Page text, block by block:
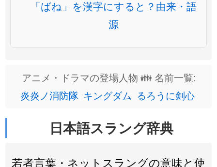
「ばね」を漢字にすると？由来・語
源
アニメ・ドラマの登場人物 👪 名前一覧:
炎炎ノ消防隊 キングダム るろうに剣心
日本語スラング辞典
若者言葉・ネットスラングの意味と使